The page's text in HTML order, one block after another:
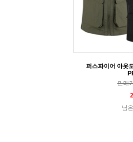
퍼스파이어 아웃
판매
남